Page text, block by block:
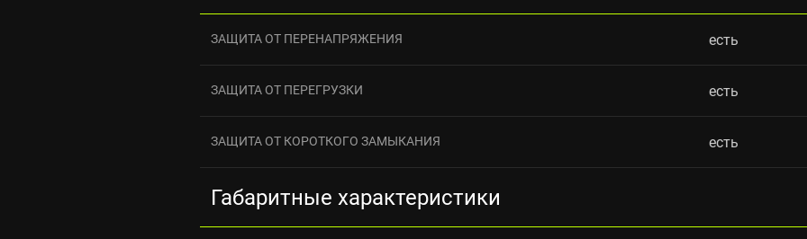
ЗАЩИТА ОТ ПЕРЕНАПРЯЖЕНИЯ есть
ЗАЩИТА ОТ ПЕРЕГРУЗКИ есть
ЗАЩИТА ОТ КОРОТКОГО ЗАМЫКАНИЯ есть
Габаритные характеристики